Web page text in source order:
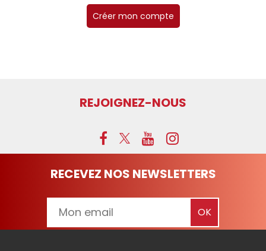
Créer mon compte
REJOIGNEZ-NOUS
RECEVEZ NOS NEWSLETTERS